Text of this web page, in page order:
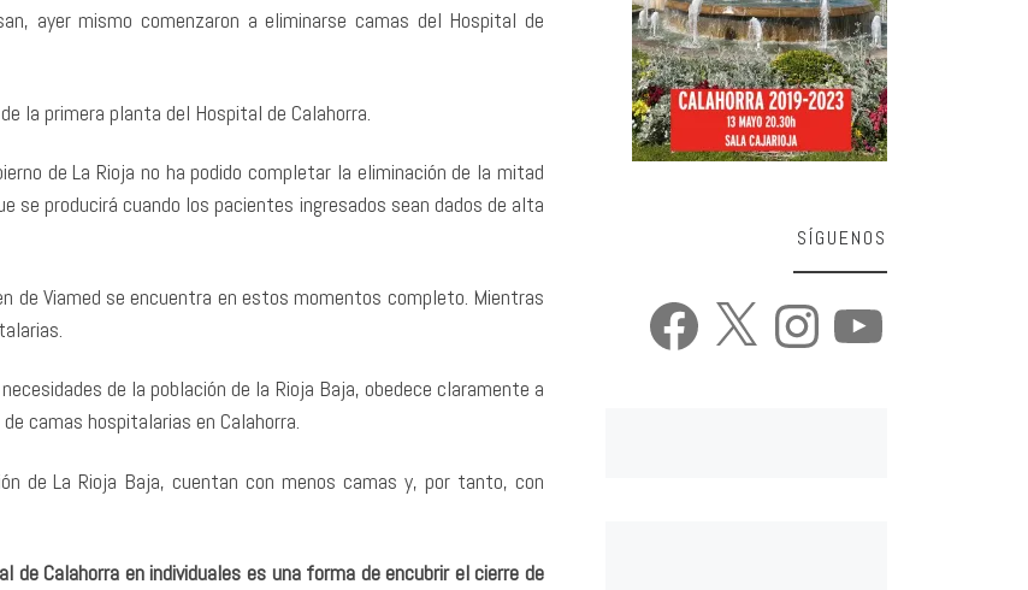
ayer mismo comenzaron a eliminarse camas del Hospital de
la primera planta del Hospital de Calahorra.
de La Rioja no ha podido completar la eliminación de la mitad
se producirá cuando los pacientes ingresados sean dados de alta
de Viamed se encuentra en estos momentos completo. Mientras
de la población de la Rioja Baja, obedece claramente a
camas hospitalarias en Calahorra.
de La Rioja Baja, cuentan con menos camas y, por tanto, con
Calahorra en individuales es una forma de encubrir el cierre de
SÍGUENOS
Facebook Instagram YouTube